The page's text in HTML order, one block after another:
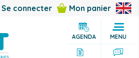
Se connecter Mon panier
MENU
AGENDA